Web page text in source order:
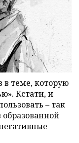
теме, которую
Кстати, и
– так
образованной